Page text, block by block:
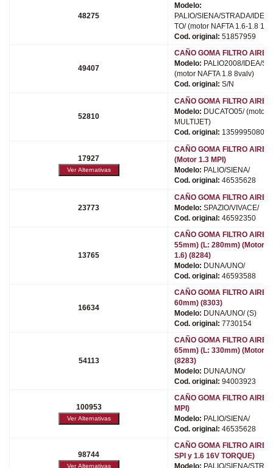
48275
Modelo:
PALIO/SIENA/STRADA/
TO/ (motor NAFTA 1.6-1.8
Cod. original: 51857959
49407
CAÑO GOMA FILTRO AIRE
Modelo: PALIO2008/IDEA/
(motor NAFTA 1.8 8valv)
Cod. original: S/N
52810
CAÑO GOMA FILTRO AIRE
Modelo: DUCATO05/ (motor
MULTIJET)
Cod. original: 1359995080
17927
CAÑO GOMA FILTRO AIRE
(Motor 1.3 MPI)
Modelo: PALIO/SIENA/
Cod. original: 46535628
23773
CAÑO GOMA FILTRO AIRE
Modelo: SPAZIO/VIVACE/
Cod. original: 46592350
13765
CAÑO GOMA FILTRO AIRE
55mm) (L: 280mm) (Motor
1.6) (8284)
Modelo: DUNA/UNO/
Cod. original: 46593588
16634
CAÑO GOMA FILTRO AIRE
60mm) (8303)
Modelo: DUNA/UNO/ (S)
Cod. original: 7730154
54113
CAÑO GOMA FILTRO AIRE
65mm) (L: 330mm) (Motor
(8283)
Modelo: DUNA/UNO/
Cod. original: 94003923
100953
CAÑO GOMA FILTRO AIRE
MPI)
Modelo: PALIO/SIENA/
Cod. original: 46535628
98744
CAÑO GOMA FILTRO AIRE
SPI y 1.6 16V TORQUE)
Modelo: PALIO/SIENA/